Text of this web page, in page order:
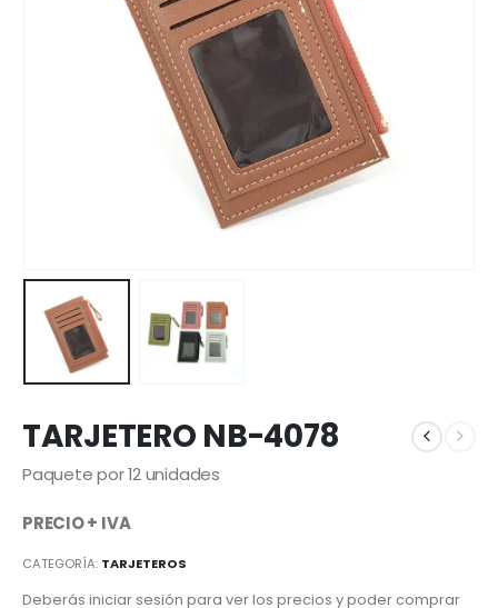
TARJETERO NB-4078
Paquete por 12 unidades
PRECIO + IVA
CATEGORÍA: TARJETEROS
Deberás iniciar sesión para ver los precios y poder comprar